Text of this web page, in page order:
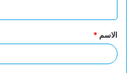
ق
*
الاسم *